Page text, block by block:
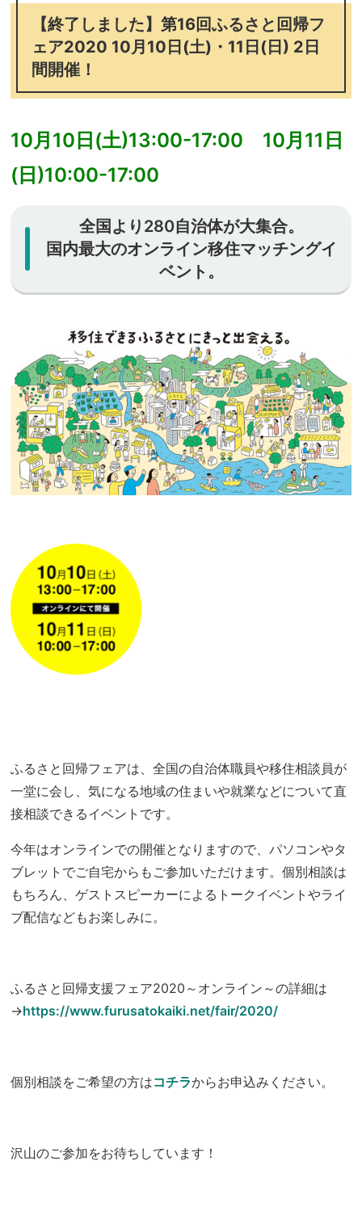
【終了しました】第16回ふるさと回帰フ
ェア2020 10月10日(土)・11日(日) 2日
間開催！
10月10日(土)13:00-17:00 10月11日
(日)10:00-17:00
全国より280自治体が大集合。
国内最大のオンライン移住マッチングイ
ベント。
ふるさと回帰フェアは、全国の自治体職員や移住相談員が
一堂に会し、気になる地域の住まいや就業などについて直
接相談できるイベントです。
今年はオンラインでの開催となりますので、パソコンやタ
ブレットでご自宅からもご参加いただけます。個別相談は
もちろん、ゲストスピーカーによるトークイベントやライ
ブ配信などもお楽しみに。
ふるさと回帰支援フェア2020～オンライン～の詳細は
→https://www.furusatokaiki.net/fair/2020/
個別相談をご希望の方はコチラからお申込みください。
沢山のご参加をお待ちしています！